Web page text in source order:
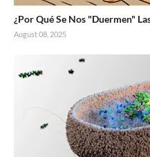
¿Por Qué Se Nos "Duermen"
August 08, 2025